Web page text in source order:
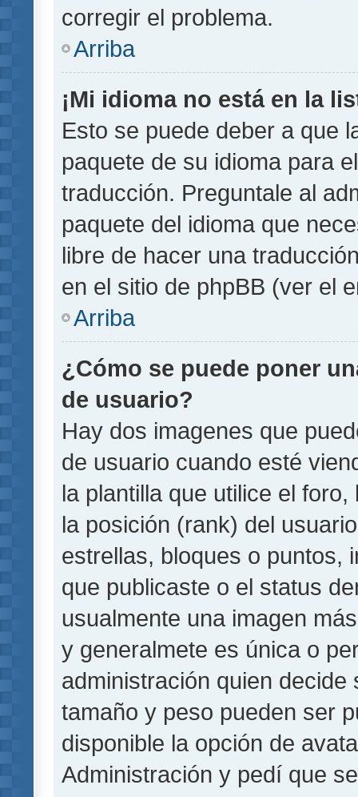
corregir el problema.
Arriba
¡Mi idioma no está en la
Esto se puede deber a que
paquete de su idioma para
traducción. Preguntale al
paquete del idioma que
libre de hacer una
en el sitio de phpBB (ver el
Arriba
¿Cómo se puede poner
de usuario?
Hay dos imagenes que
de usuario cuando esté
la plantilla que utilice el
la posición (rank) del
estrellas, bloques o puntos,
que publicaste o el status
usualmente una imagen
y generalmete es única o
administración quien
tamaño y peso pueden ser
disponible la opción de
Administración y pedí que